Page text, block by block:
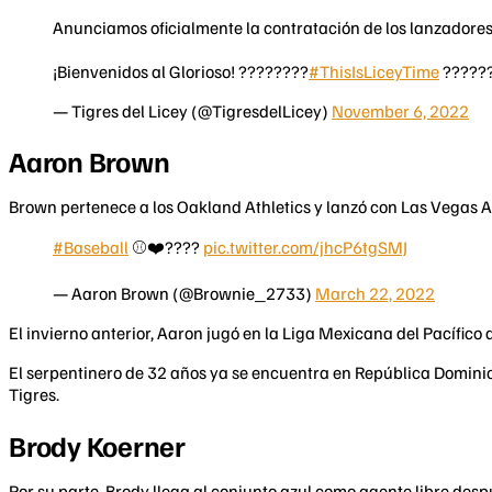
Anunciamos oficialmente la contratación de los
¡Bienvenidos al Glorioso! ????????#ThisIsLiceyTime
— Tigres del Licey (@TigresdelLicey) November 6, 2022
Aaron Brown
Brown pertenece a los Oakland Athletics y lanzó con Las
#Baseball ⚾️❤️???? pic.twitter.com/jhcP6tgSMJ
— Aaron Brown (@Brownie_2733) March 22, 2022
El invierno anterior, Aaron jugó en la Liga Mexicana del
El serpentinero de 32 años ya se encuentra en República
Tigres.
Brody Koerner